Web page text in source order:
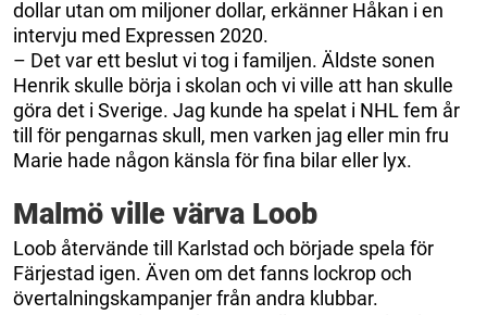
dollar utan om miljoner dollar, erkänner Håkan i en
intervju med Expressen 2020.
– Det var ett beslut vi tog i familjen. Äldste sonen
Henrik skulle börja i skolan och vi ville att han skulle
göra det i Sverige. Jag kunde ha spelat i NHL fem år
till för pengarnas skull, men varken jag eller min fru
Marie hade någon känsla för fina bilar eller lyx.
Malmö ville värva Loob
Loob återvände till Karlstad och började spela för
Färjestad igen. Även om det fanns lockrop och
övertalningskampanjer från andra klubbar.